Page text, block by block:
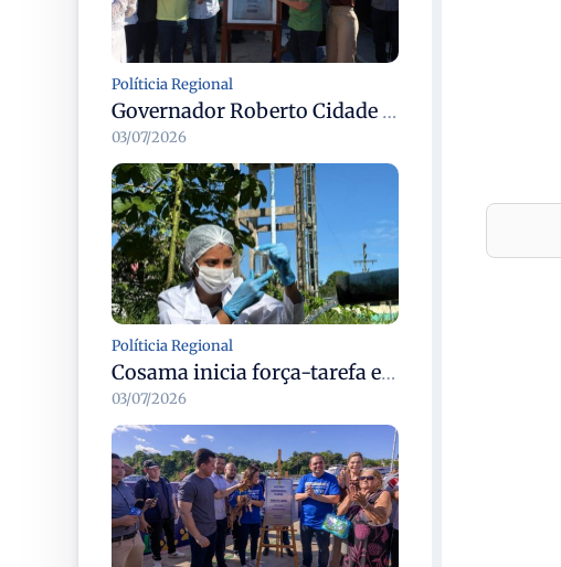
Políticia Regional
Governador Roberto Cidade entrega readequação do ambulatório da FCecon e amplia capacidade de atendimento oncológico em Manaus
03/07/2026
Políticia Regional
Cosama inicia força-tarefa em Anamã para fortalecer abastecimento de água e segurança hídrica da população
03/07/2026